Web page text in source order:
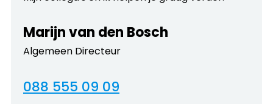
Marijn van den Bosch
Algemeen Directeur
088 555 09 09